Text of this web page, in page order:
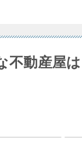
不動産屋